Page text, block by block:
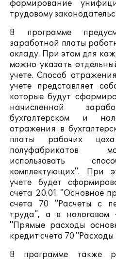
формирование
трудовому
В программе
заработной платы
окладу. При этом для
можно указать
учете. Способ
учете представляет
которые будут
начисленной
бухгалтерском и
отражения в
платы рабочих
полуфабрикатов
использовать
комплектующих". При
учете будет
счета 20.01 "Основное
счета 70 "Расчеты с
труда", а в налоговом
"Прямые расходы
кредит счета 70
В программе также